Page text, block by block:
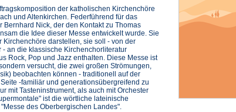
der katholischen Kirchenchöre
und Altenkirchen. Federführend für das
Nick, der den Kontakt zu Thomas
die Idee dieser Messe entwickelt wurde. Sie
darstellen, sie soll - von der
an die klassische Kirchenchorliteratur
Rock, Pop und Jazz enthalten. Diese Messe ist
versucht, die zwei großen Strömungen,
beobachten können - traditionell auf der
-familiär und generationsübergreifend zu
mit Tasteninstrument, als auch mit Orchester
ist die wörtliche lateinische
des Oberbergischen Landes".